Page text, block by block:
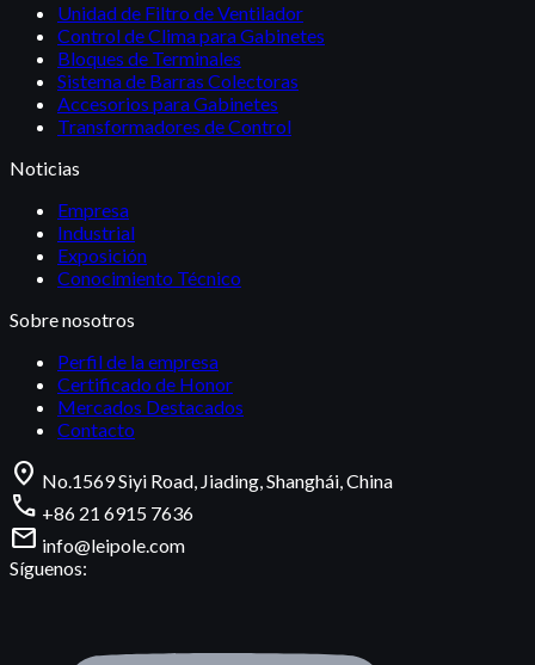
Unidad de Filtro de Ventilador
Control de Clima para Gabinetes
Bloques de Terminales
Sistema de Barras Colectoras
Accesorios para Gabinetes
Transformadores de Control
Noticias
Empresa
Industrial
Exposición
Conocimiento Técnico
Sobre nosotros
Perfil de la empresa
Certificado de Honor
Mercados Destacados
Contacto
location_on No.1569 Siyi Road, Jiading, Shanghái, China
call +86 21 6915 7636
mail info@leipole.com
Síguenos: